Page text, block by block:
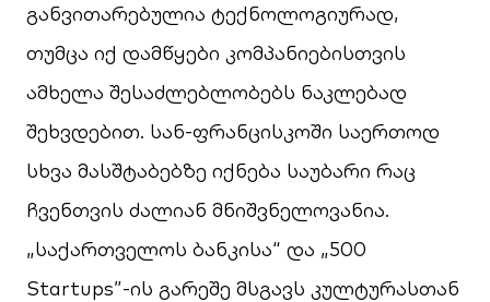
განვითარებულია ტექნოლოგიურად,
თუმცა იქ დამწყები კომპანიებისთვის
ამხელა შესაძლებლობებს ნაკლებად
შეხვდებით. სან-ფრანცისკოში საერთოდ
სხვა მასშტაბებზე იქნება საუბარი რაც
ჩვენთვის ძალიან მნიშვნელოვანია.
„საქართველოს ბანკისა“ და „500
Startups”-ის გარეშე მსგავს კულტურასთან